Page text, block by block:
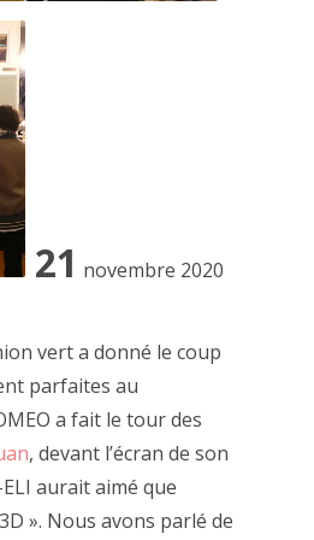
21 novembre 2020
vert a donné le coup
parfaites au
a fait le tour des
, devant l’écran de son
ELI aurait aimé que
». Nous avons parlé de
guide l'artiste et c'est ce
qui souhaitent s'y aventurer, JF le
immersive
clic -et pourquoi pas plus.
il nous invite au jeu